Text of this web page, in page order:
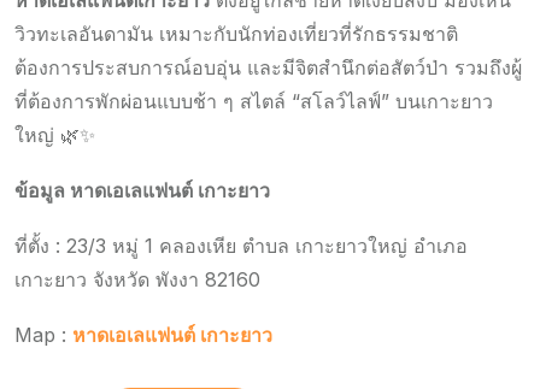
วิวทะเลอันดามัน เหมาะกับนักท่องเที่ยวที่รักธรรมชาติ
ต้องการประสบการณ์อบอุ่น และมีจิตสำนึกต่อสัตว์ป่า รวมถึงผู้
ที่ต้องการพักผ่อนแบบช้า ๆ สไตล์ “สโลว์ไลฟ์” บนเกาะยาว
ใหญ่ 🌿✨
ข้อมูล หาดเอเลแฟนต์ เกาะยาว
ที่ตั้ง : 23/3 หมู่ 1 คลองเหีย ตำบล เกาะยาวใหญ่ อำเภอ
เกาะยาว จังหวัด พังงา 82160
Map : หาดเอเลแฟนต์ เกาะยาว